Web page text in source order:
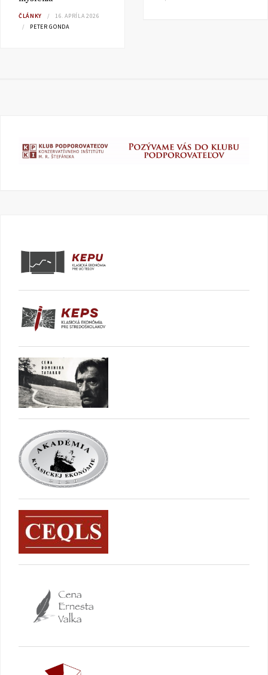
ČLÁNKY
16. APRÍLA 2026
PETER GONDA